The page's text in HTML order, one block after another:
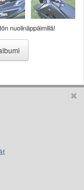
nuolinäppäimillä!